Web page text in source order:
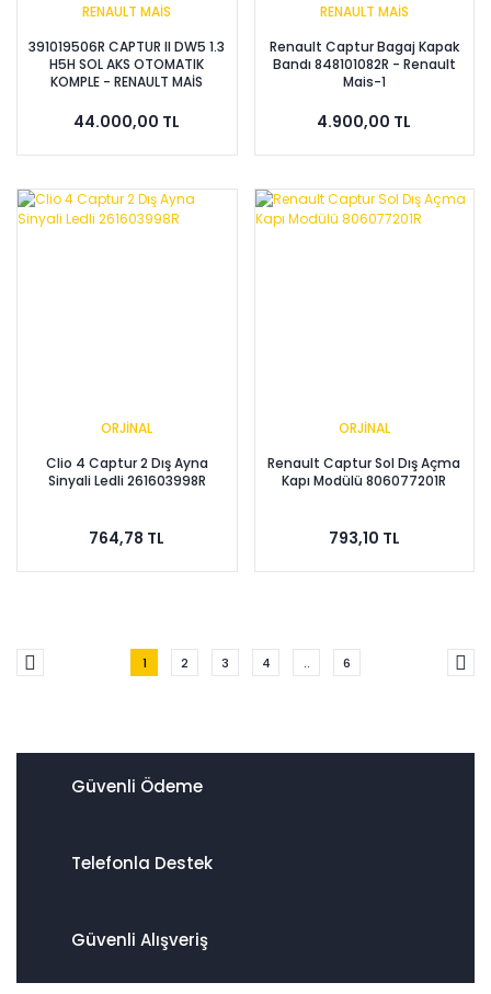
RENAULT MAİS
391019506R CAPTUR II DW5 1.3
H5H SOL AKS OTOMATIK
KOMPLE - RENAULT MAİS
44.000,00 TL
RENAULT MAİS
Renault Captur Bagaj Kapak
Bandı 848101082R - Renault
Mais-1
4.900,00 TL
ORJİNAL
Clio 4 Captur 2 Dış Ayna
Sinyali Ledli 261603998R
764,78 TL
ORJİNAL
Renault Captur Sol Dış Açma
Kapı Modülü 806077201R
793,10 TL
1 2 3 4 .. 6
Güvenli Ödeme
Telefonla Destek
Güvenli Alışveriş